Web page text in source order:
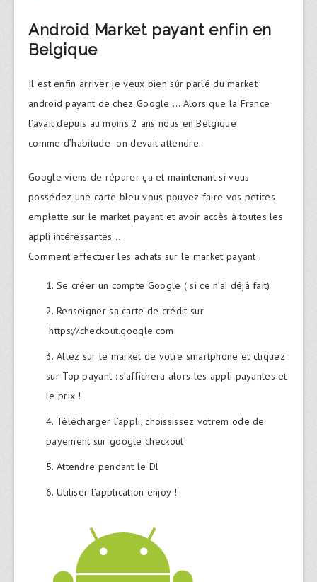
Android Market payant enfin en
Belgique
Il est enfin arriver je veux bien sûr parlé du market
android payant de chez Google … Alors que la France
l’avait depuis au moins 2 ans nous en Belgique
comme d’habitude on devait attendre.
Google viens de réparer ça et maintenant si vous
possédez une carte bleu vous pouvez faire vos petites
emplette sur le market payant et avoir accès à toutes les
appli intéressantes …
Comment effectuer les achats sur le market payant :
Se créer un compte Google ( si ce n’ai déjà fait)
Renseigner sa carte de crédit sur
https://checkout.google.com
Allez sur le market de votre smartphone et cliquez
sur Top payant : s’affichera alors les appli payantes et
le prix !
Télécharger l’appli, choississez votrem ode de
payement sur google checkout
Attendre pendant le Dl
Utiliser l’application enjoy !